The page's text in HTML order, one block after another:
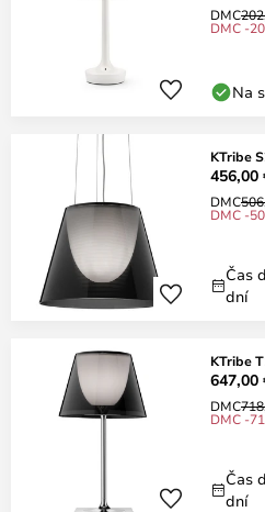
DMC
DMC -
Na
KTribe
456,00
DMC
DMC -
Čas
dní
KTribe
647,00
DMC
DMC -
Čas
dní